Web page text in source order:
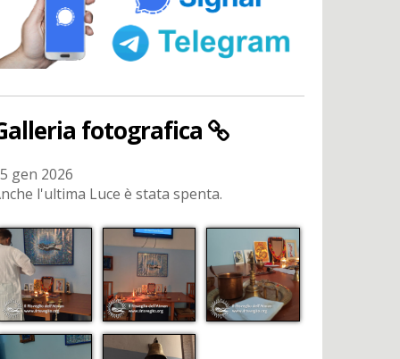
fotografica
gen 2026
l'ultima Luce è stata spenta.